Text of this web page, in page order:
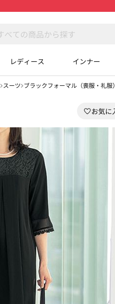
レディース インナー
スーツ ブラックフォーマル（喪服・礼服）